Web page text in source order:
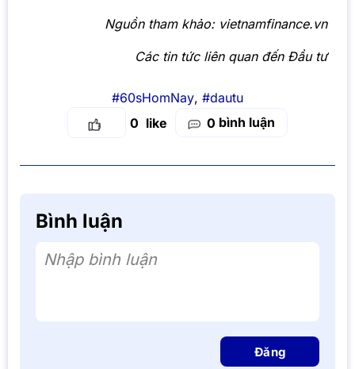
Nguồn tham khảo: vietnamfinance.vn
Các tin tức liên quan đến Đầu tư
#60sHomNay, #dautu
0
0 bình luận
Bình luận
Nhập bình luận
Đăng